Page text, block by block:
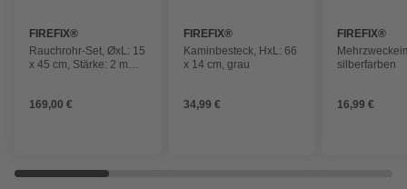
FIREFIX®
Rauchrohr-Set, ØxL: 15
x 45 cm, Stärke: 2 mm,
169,00 €
FIREFIX®
Kaminbesteck, HxL: 66
x 14 cm, grau
34,99 €
FIREFIX®
silberfarben
16,99 €